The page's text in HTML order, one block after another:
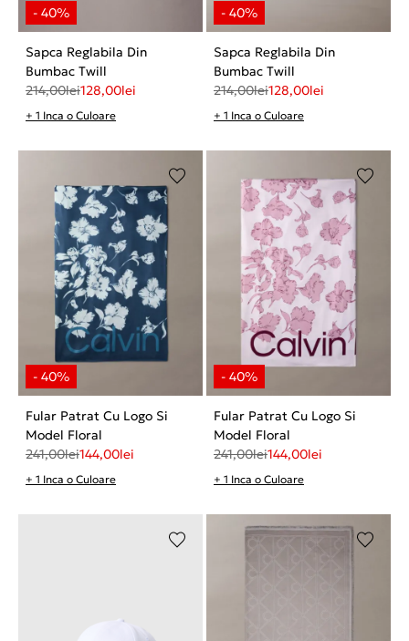
Sapca Reglabila Din
Bumbac Twill
214,00lei128,00lei
+ 1 Inca o Culoare
Sapca Reglabila Din
Bumbac Twill
214,00lei128,00lei
+ 1 Inca o Culoare
Fular Patrat Cu Logo Si
Model Floral
241,00lei144,00lei
+ 1 Inca o Culoare
Fular Patrat Cu Logo Si
Model Floral
241,00lei144,00lei
+ 1 Inca o Culoare